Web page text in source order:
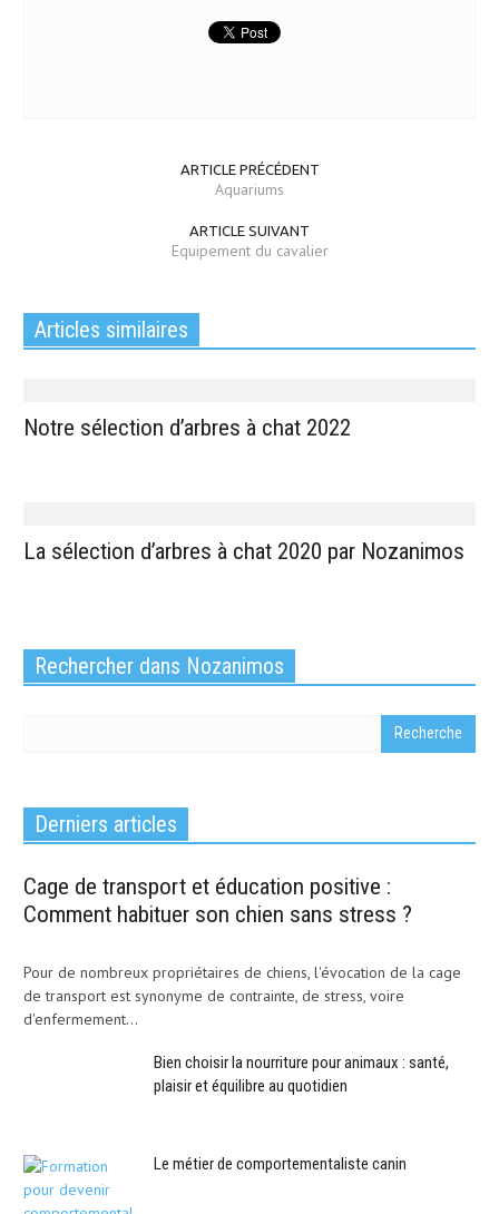
ARTICLE PRÉCÉDENT
Aquariums
ARTICLE SUIVANT
Equipement du cavalier
Articles similaires
Notre sélection d’arbres à chat 2022
La sélection d’arbres à chat 2020 par Nozanimos
Rechercher dans Nozanimos
Derniers articles
Cage de transport et éducation positive :
Comment habituer son chien sans stress ?
Pour de nombreux propriétaires de chiens, l'évocation de la cage
de transport est synonyme de contrainte, de stress, voire
d'enfermement...
Bien choisir la nourriture pour animaux : santé,
plaisir et équilibre au quotidien
Le métier de comportementaliste canin